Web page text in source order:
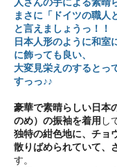
人さんの手による素晴
まさに「ドイツの職人
と言えましょうっ！！
日本人形のように和室
に飾っても良い、
大変見栄えのするとっ
すっっ♪♪
豪華で素晴らしい日本
のめ）の振袖を着用 し
独特の紺色地に、チョ
散りばめられていて、
す。